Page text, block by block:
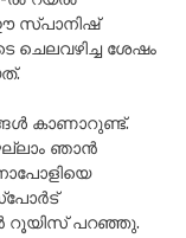
ഈ സ്പാനിഷ്
ശേഷം
കാണാറുണ്ട്.
ഞാൻ
റൂയിസ് പറഞ്ഞു.